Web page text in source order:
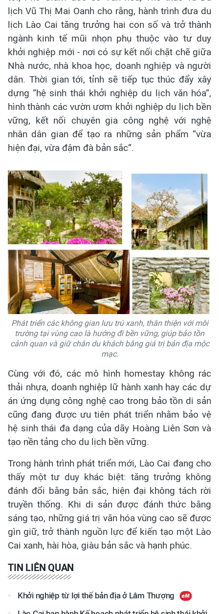
lịch Vũ Thị Mai Oanh cho rằng, hành trình đưa du
lịch Lào Cai tăng trưởng hai con số và trở thành
ngành kinh tế mũi nhọn phụ thuộc vào tư duy
khởi nghiệp mới - nơi có sự kết nối chặt chẽ giữa
Nhà nước, nhà khoa học, doanh nghiệp và người
dân. Thời gian tới, tỉnh sẽ tiếp tục thúc đẩy xây
dựng “hệ sinh thái khởi nghiệp du lịch văn hóa”,
hình thành các vườn ươm khởi nghiệp du lịch bền
vững, kết nối chuyên gia công nghệ với nghệ
nhân dân gian để tạo ra những sản phẩm “vừa
hiện đại, vừa đậm đà bản sắc”.
Phát triển các không gian lưu trú xanh, thân thiện với môi
trường tại vùng cao là hướng đi bền vững, giúp bảo tồn
cảnh quan và giữ chân du khách bằng giá trị bản địa mộc
mạc.
Cùng với đó, các mô hình homestay không rác
thải nhựa, doanh nghiệp lữ hành xanh hay các dự
án ứng dụng công nghệ cao trong bảo tồn di sản
cũng đang được ưu tiên phát triển nhằm bảo vệ
hệ sinh thái đa dạng của dãy Hoàng Liên Sơn và
tạo nền tảng cho du lịch bền vững.
Trong hành trình phát triển mới, Lào Cai đang cho
thấy một tư duy khác biệt: tăng trưởng không
đánh đổi bằng bản sắc, hiện đại không tách rời
truyền thống. Khi di sản được đánh thức bằng
sáng tạo, những giá trị văn hóa vùng cao sẽ được
gìn giữ, trở thành nguồn lực để kiến tạo một Lào
Cai xanh, hài hòa, giàu bản sắc và hạnh phúc.
TIN LIÊN QUAN
Khởi nghiệp từ lợi thế bản địa ở Lâm Thượng